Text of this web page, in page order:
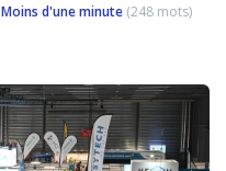
Moins d'une minute (248 mots)